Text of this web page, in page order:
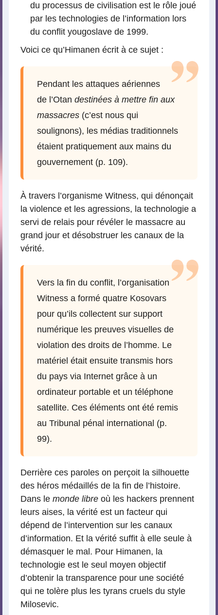
du processus de civilisation est le rôle joué
par les technologies de l’information lors
du conflit yougoslave de 1999.
Voici ce qu’Himanen écrit à ce sujet :
Pendant les attaques aériennes
de l’Otan destinées à mettre fin aux
massacres (c’est nous qui
soulignons), les médias traditionnels
étaient pratiquement aux mains du
gouvernement (p. 109).
À travers l’organisme Witness, qui dénonçait
la violence et les agressions, la technologie a
servi de relais pour révéler le massacre au
grand jour et désobstruer les canaux de la
vérité.
Vers la fin du conflit, l’organisation
Witness a formé quatre Kosovars
pour qu’ils collectent sur support
numérique les preuves visuelles de
violation des droits de l’homme. Le
matériel était ensuite transmis hors
du pays via Internet grâce à un
ordinateur portable et un téléphone
satellite. Ces éléments ont été remis
au Tribunal pénal international (p.
99).
Derrière ces paroles on perçoit la silhouette
des héros médaillés de la fin de l’histoire.
Dans le monde libre où les hackers prennent
leurs aises, la vérité est un facteur qui
dépend de l’intervention sur les canaux
d’information. Et la vérité suffit à elle seule à
démasquer le mal. Pour Himanen, la
technologie est le seul moyen objectif
d’obtenir la transparence pour une société
qui ne tolère plus les tyrans cruels du style
Milosevic.